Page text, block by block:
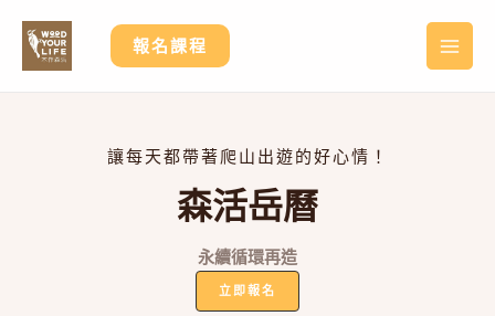
報名課程
讓每天都帶著爬山出遊的好心情！
森活岳曆
永續循環再造
立即報名